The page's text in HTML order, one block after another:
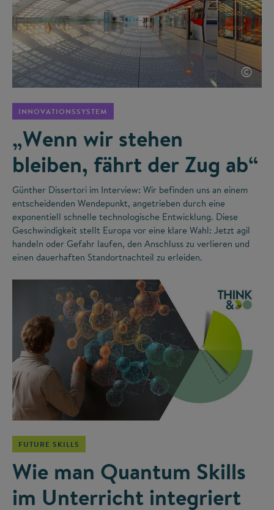
©
INNOVATIONSSYSTEM
„Wenn wir stehen
bleiben, fährt der Zug ab“
Günther Dissertori im Interview: Wir befinden uns an einem
entscheidenden Wendepunkt, angetrieben durch eine
exponentiell schnelle technologische Entwicklung. Diese
Geschwindigkeit stellt Europa vor eine klare Wahl: Jetzt agil
handeln oder Gefahr laufen, den Anschluss zu verlieren und
einen dauerhaften Standortnachteil zu erleiden.
FUTURE SKILLS
Wie man Quantum Skills
im Unterricht integriert